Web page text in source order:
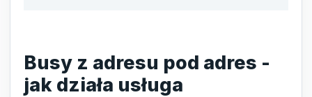
Busy z adresu pod adres -
jak działa usługa